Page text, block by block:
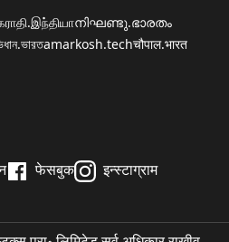
നിഘണ്ടു.ഭാരതം
amarkosh.techचौपाल.भारत
फेसबुक इन्स्टाग्राम